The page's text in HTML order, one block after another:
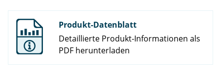
Produkt-Datenblatt
Detaillierte Produkt-Informationen als
PDF herunterladen